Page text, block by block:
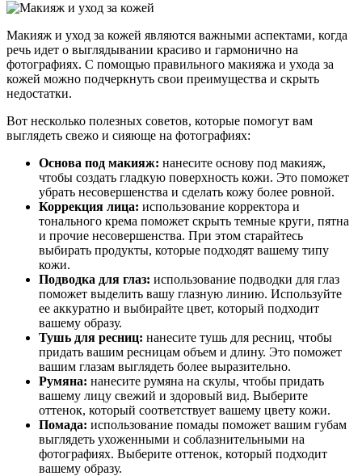
Макияж и уход за кожей являются важными аспектами, когда
речь идет о выглядывании красиво и гармонично на
фотографиях. С помощью правильного макияжа и ухода за
кожей можно подчеркнуть свои преимущества и скрыть
недостатки.
Вот несколько полезных советов, которые помогут вам
выглядеть свежо и сияюще на фотографиях:
Основа под макияж: нанесите основу под макияж,
чтобы создать гладкую поверхность кожи. Это поможет
убрать несовершенства и сделать кожу более ровной.
Коррекция лица: использование корректора и
тонального крема поможет скрыть темные круги, пятна
и прочие несовершенства. При этом старайтесь
выбирать продукты, которые подходят вашему типу
кожи.
Подводка для глаз: использование подводки для глаз
поможет выделить вашу глазную линию. Используйте
ее аккуратно и выбирайте цвет, который подходит
вашему образу.
Тушь для ресниц: нанесите тушь для ресниц, чтобы
придать вашим ресницам объем и длину. Это поможет
вашим глазам выглядеть более выразительно.
Румяна: нанесите румяна на скулы, чтобы придать
вашему лицу свежий и здоровый вид. Выберите
оттенок, который соответствует вашему цвету кожи.
Помада: использование помады поможет вашим губам
выглядеть ухоженными и соблазнительными на
фотографиях. Выберите оттенок, который подходит
вашему образу.